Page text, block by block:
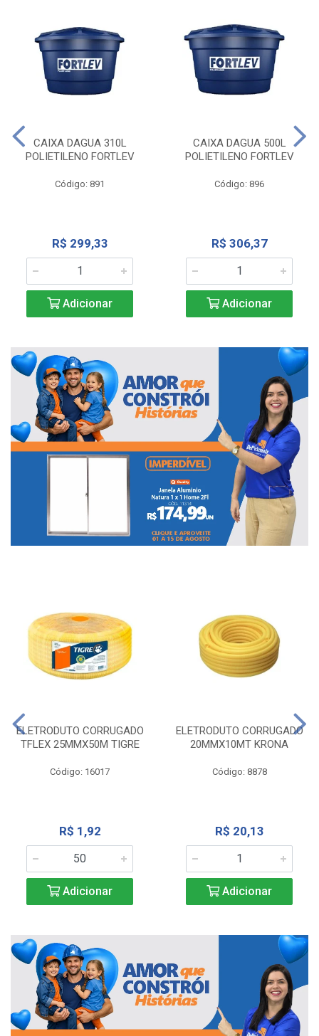
CAIXA DAGUA 310L
POLIETILENO FORTLEV
Código: 891
R$ 299,33
Adicionar
CAIXA DAGUA 500L
POLIETILENO FORTLEV
Código: 896
R$ 306,37
Adicionar
ELETRODUTO CORRUGADO
TFLEX 25MMX50M TIGRE
Código: 16017
R$ 1,92
Adicionar
ELETRODUTO CORRUGADO
20MMX10MT KRONA
Código: 8878
R$ 20,13
Adicionar